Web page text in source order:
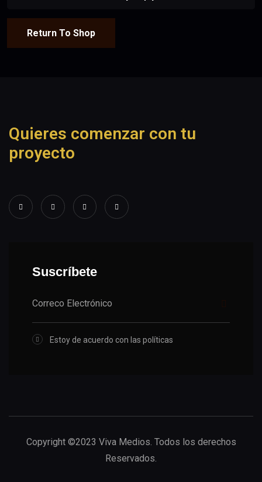
Return To Shop
Quieres comenzar con tu
proyecto
Suscríbete
Estoy de acuerdo con las políticas
Copyright ©2023 Viva Medios. Todos los derechos
Reservados.